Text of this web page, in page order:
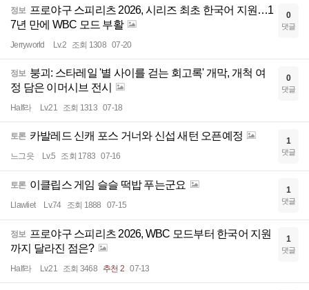
정보 프로야구 스피리츠 2026, 시리즈 최초 한국어 지원…1
7년 만에 WBC 모드 부활
Jerryworld Lv.2 조회 1308 07-20
0
댓글
정보 붕괴: 스타레일 '별 사이를 걷는 회고록' 개막, 개척 여
정 담은 이머시브 전시
Half라 Lv.21 조회 1313 07-18
0
댓글
토론 카발레드 신캐 포스 거너와 신섭 새턴 오픈예정
느그읏 Lv.5 조회 1783 07-16
1
댓글
토론 이클립스 게임 슬슬 떡밥 푸는군요
Llawliet Lv.74 조회 1888 07-15
1
댓글
정보 프로야구 스피리츠 2026, WBC 모드부터 한국어 지원
까지 달라진 점은?
Half라 Lv.21 조회 3468 추천 2 07-13
1
댓글